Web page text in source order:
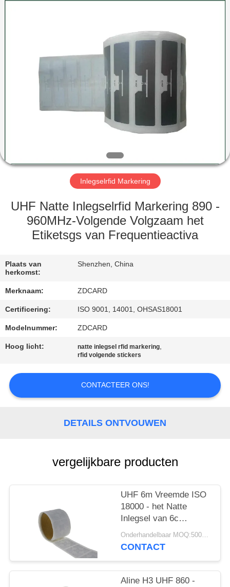
PRODUCTEN
FABRIEKSREIS
KWALITEITSCONTROLE
CONTACTEER
GEVALLEN
SITEMAP
PRIVACY
POLICY
Inlegselrfid Markering
UHF Natte Inlegselrfid Markering 890 -
960MHz-Volgende Volgzaam het
Etiketsgs van Frequentieactiva
Plaats van
herkomst:
Shenzhen, China
Merknaam: ZDCARD
Certificering: ISO 9001, 14001, OHSAS18001
Modelnummer: ZDCARD
Hoog licht: natte inlegsel rfid markering,
rfid volgende stickers
CONTACTEER ONS!
DETAILS ONTVOUWEN
vergelijkbare producten
UHF 6m Vreemde ISO
18000 - het Natte
Inlegsel van 6c
Rectange Rfid
Onderhandelbaar MOQ:500PCS
CONTACT
Aline H3 UHF 860 -